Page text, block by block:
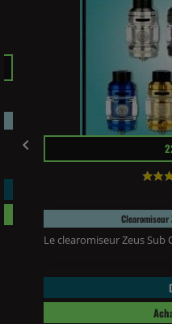
 Prix
Clearomiseur
Le clearomiseur Zeus Sub